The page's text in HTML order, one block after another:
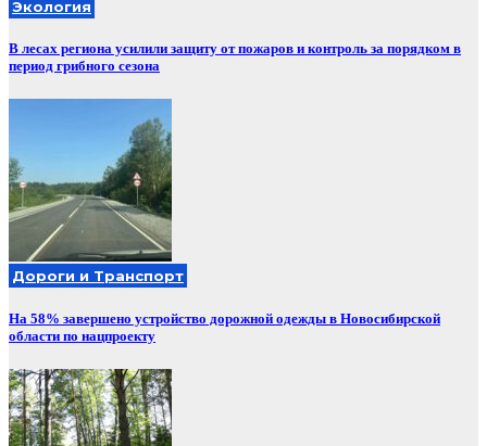
Экология
В лесах региона усилили защиту от пожаров и контроль за порядком в
период грибного сезона
Дороги и Транспорт
На 58% завершено устройство дорожной одежды в Новосибирской
области по нацпроекту